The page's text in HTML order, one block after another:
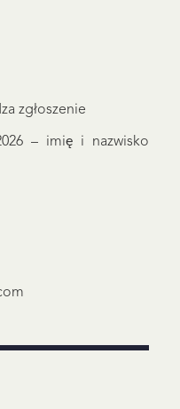
zgłoszenie
– imię i nazwisko